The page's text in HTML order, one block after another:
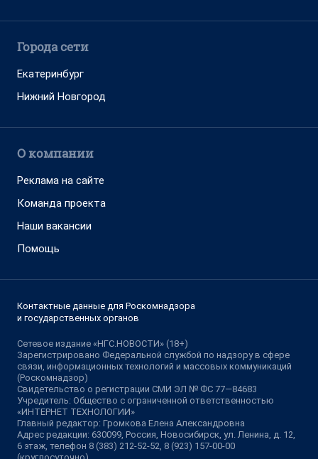
Города сети
Екатеринбург
Нижний Новгород
О компании
Реклама на сайте
Команда проекта
Наши вакансии
Помощь
Контактные данные для Роскомнадзора
и государственных органов
Сетевое издание «НГС.НОВОСТИ» (18+)
Зарегистрировано Федеральной службой по надзору в сфере
связи, информационных технологий и массовых коммуникаций
(Роскомнадзор)
Свидетельство о регистрации СМИ ЭЛ № ФС 77—84683
Учредитель: Общество с ограниченной ответственностью
«ИНТЕРНЕТ ТЕХНОЛОГИИ»
Главный редактор: Громкова Елена Александровна
Адрес редакции: 630099, Россия, Новосибирск, ул. Ленина, д. 12,
6 этаж, телефон 8 (383) 212-52-52, 8 (923) 157-00-00